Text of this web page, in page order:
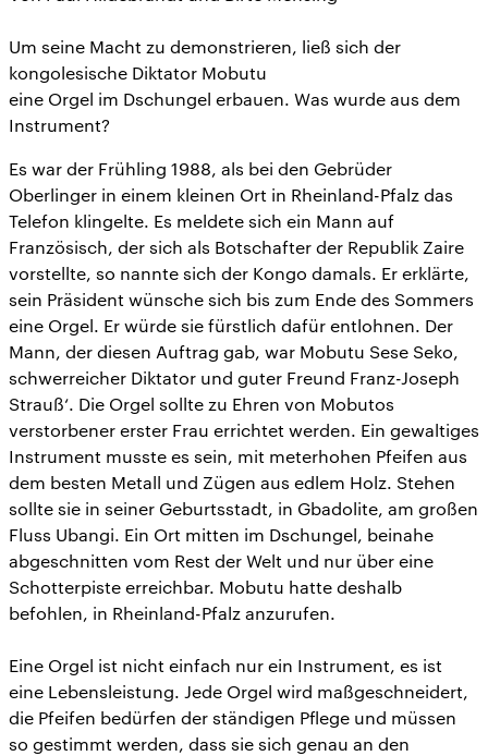
Um seine Macht zu demonstrieren, ließ sich der
kongolesische Diktator Mobutu
eine Orgel im Dschungel erbauen. Was wurde aus dem
Instrument?
Es war der Frühling 1988, als bei den Gebrüder
Oberlinger in einem kleinen Ort in Rheinland-Pfalz das
Telefon klingelte. Es meldete sich ein Mann auf
Französisch, der sich als Botschafter der Republik Zaire
vorstellte, so nannte sich der Kongo damals. Er erklärte,
sein Präsident wünsche sich bis zum Ende des Sommers
eine Orgel. Er würde sie fürstlich dafür entlohnen. Der
Mann, der diesen Auftrag gab, war Mobutu Sese Seko,
schwerreicher Diktator und guter Freund Franz-Joseph
Strauß‘. Die Orgel sollte zu Ehren von Mobutos
verstorbener erster Frau errichtet werden. Ein gewaltiges
Instrument musste es sein, mit meterhohen Pfeifen aus
dem besten Metall und Zügen aus edlem Holz. Stehen
sollte sie in seiner Geburtsstadt, in Gbadolite, am großen
Fluss Ubangi. Ein Ort mitten im Dschungel, beinahe
abgeschnitten vom Rest der Welt und nur über eine
Schotterpiste erreichbar. Mobutu hatte deshalb
befohlen, in Rheinland-Pfalz anzurufen.
Eine Orgel ist nicht einfach nur ein Instrument, es ist
eine Lebensleistung. Jede Orgel wird maßgeschneidert,
die Pfeifen bedürfen der ständigen Pflege und müssen
so gestimmt werden, dass sie sich genau an den